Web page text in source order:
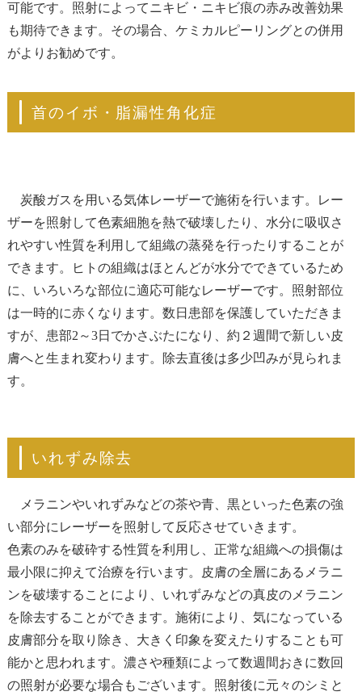
可能です。照射によってニキビ・ニキビ痕の赤み改善効果
も期待できます。その場合、ケミカルピーリングとの併用
がよりお勧めです。
首のイボ・脂漏性角化症
炭酸ガスを用いる気体レーザーで施術を行います。レー
ザーを照射して色素細胞を熱で破壊したり、水分に吸収さ
れやすい性質を利用して組織の蒸発を行ったりすることが
できます。ヒトの組織はほとんどが水分でできているため
に、いろいろな部位に適応可能なレーザーです。照射部位
は一時的に赤くなります。数日患部を保護していただきま
すが、患部2～3日でかさぶたになり、約２週間で新しい皮
膚へと生まれ変わります。除去直後は多少凹みが見られま
す。
いれずみ除去
メラニンやいれずみなどの茶や青、黒といった色素の強
い部分にレーザーを照射して反応させていきます。
色素のみを破砕する性質を利用し、正常な組織への損傷は
最小限に抑えて治療を行います。皮膚の全層にあるメラニ
ンを破壊することにより、いれずみなどの真皮のメラニン
を除去することができます。施術により、気になっている
皮膚部分を取り除き、大きく印象を変えたりすることも可
能かと思われます。濃さや種類によって数週間おきに数回
の照射が必要な場合もございます。照射後に元々のシミと